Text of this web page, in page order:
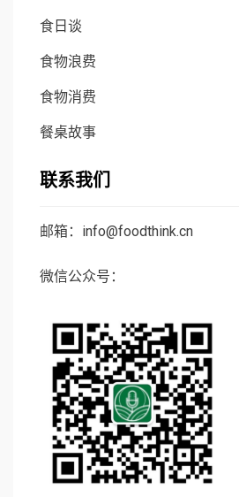
食日谈
食物浪费
食物消费
餐桌故事
联系我们
邮箱：info@foodthink.cn
微信公众号：